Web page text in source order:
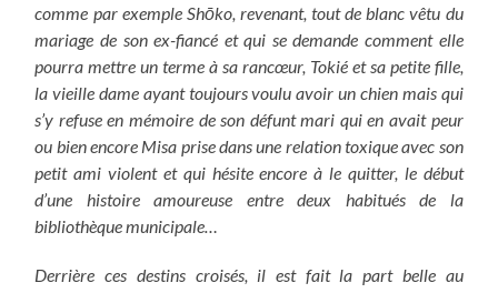
comme par exemple Shōko, revenant, tout de blanc vêtu du
mariage de son ex-fiancé et qui se demande comment elle
pourra mettre un terme à sa rancœur, Tokié et sa petite fille,
la vieille dame ayant toujours voulu avoir un chien mais qui
s’y refuse en mémoire de son défunt mari qui en avait peur
ou bien encore Misa prise dans une relation toxique avec son
petit ami violent et qui hésite encore à le quitter, le début
d’une histoire amoureuse entre deux habitués de la
bibliothèque municipale…
Derrière ces destins croisés, il est fait la part belle au